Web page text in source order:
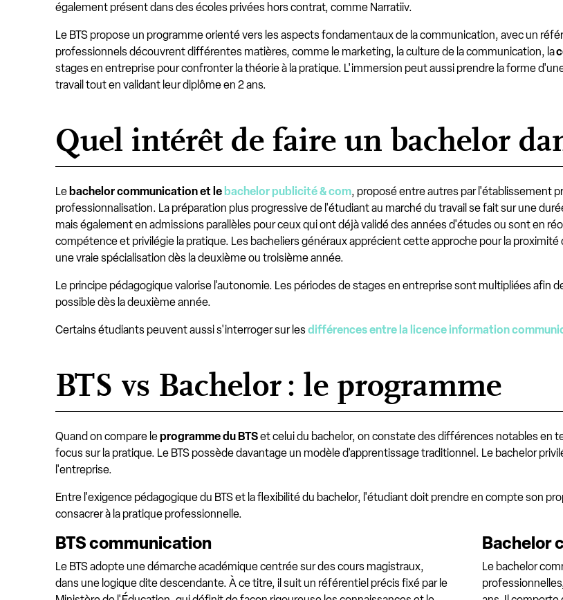
également présent dans des écoles privées hors contrat, comme Narratiiv.
Le BTS propose un programme orienté vers les aspects fondamentaux de la communication, avec un
professionnels découvrent différentes matières, comme le marketing, la culture de la communication, la
stages en entreprise pour confronter la théorie à la pratique. L'immersion peut aussi prendre la forme
travail tout en validant leur diplôme en 2 ans.
Quel intérêt de faire un bachelor
Le bachelor communication et le bachelor publicité & com, proposé entre autres par l'établissement
professionnalisation. La préparation plus progressive de l'étudiant au marché du travail se fait sur une
mais également en admissions parallèles pour ceux qui ont déjà validé des années d'études ou sont en
compétence et privilégie la pratique. Les bacheliers généraux apprécient cette approche pour la
une vraie spécialisation dès la deuxième ou troisième année.
Le principe pédagogique valorise l'autonomie. Les périodes de stages en entreprise sont multipliées afin
possible dès la deuxième année.
Certains étudiants peuvent aussi s'interroger sur lesdifférences entre la licence information
BTS vs Bachelor : le programme
Quand on compare leprogramme du BTSet celui du bachelor, on constate des différences notables en
focus sur la pratique. Le BTS possède davantage un modèle d'apprentissage traditionnel. Le bachelor
l'entreprise.
Entre l'exigence pédagogique du BTS et la flexibilité du bachelor, l'étudiant doit prendre en compte son
consacrer à la pratique professionnelle.
BTS communication
Le BTS adopte une démarche académique centrée sur des cours magistraux,
dans une logique dite descendante. À ce titre, il suit un référentiel précis fixé par le
Bachelor
Le bachelor